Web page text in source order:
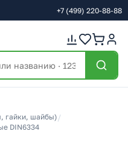
+7 (499) 220-88-88
гайки, шайбы) /
DIN6334